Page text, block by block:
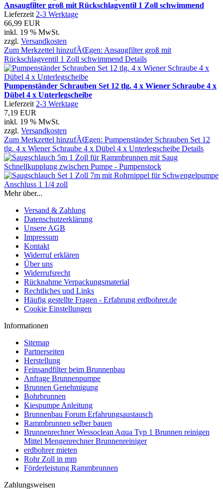
Ansaugfilter groß mit Rückschlagventil 1 Zoll schwimmend
Lieferzeit 2-3 Werktage
66,99 EUR
inkl. 19 % MwSt.
zzgl. Versandkosten
Zum Merkzettel hinzufÃŒgen: Ansaugfilter groß mit
Rückschlagventil 1 Zoll schwimmend Details
Pumpenständer Schrauben Set 12 tlg. 4 x Wiener Schraube 4 x
Dübel 4 x Unterlegscheibe
Lieferzeit 2-3 Werktage
7,19 EUR
inkl. 19 % MwSt.
zzgl. Versandkosten
Zum Merkzettel hinzufÃŒgen: Pumpenständer Schrauben Set 12
tlg. 4 x Wiener Schraube 4 x Dübel 4 x Unterlegscheibe Details
Mehr über...
Versand & Zahlung
Datenschutzerklärung
Unsere AGB
Impressum
Kontakt
Widerruf erklären
Über uns
Widerrufsrecht
Rücknahme Verpackungsmaterial
Rechtliches und Links
Häufig gestellte Fragen - Erfahrung erdbohrer.de
Cookie Einstellungen
Informationen
Sitemap
Partnerseiten
Herstellung
Feinsandfilter beim Brunnenbau
Anfrage Brunnenpumpe
Brunnen Genehmigung
Bohrbrunnen
Kiespumpe Anleitung
Brunnenbau Forum Erfahrungsaustausch
Rammbrunnen selber bauen
Brunnenrechner Wessoclean Aqua Typ 1 Brunnen reinigen
Mittel Mengenrechner Brunnenreiniger
erdbohrer mieten
Rohr Zoll in mm
Förderleistung Rammbrunnen
Zahlungsweisen